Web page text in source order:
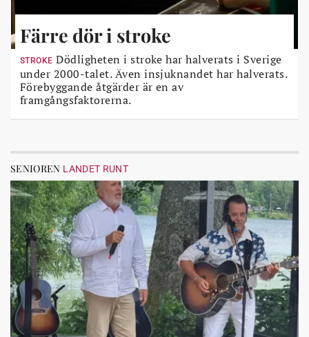
Färre dör i stroke
STROKE Dödligheten i stroke har halverats i Sverige
under 2000-talet. Även insjuknandet har halverats.
Förebyggande åtgärder är en av
framgångsfaktorerna.
SENIOREN LANDET RUNT